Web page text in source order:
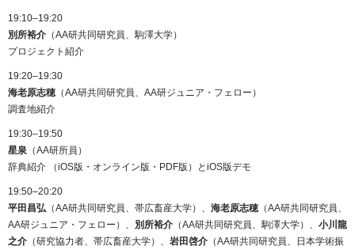
19:10–19:20
別所裕介 （AA研共同研究員、駒澤大学）
プロジェクト紹介
19:20–19:30
海老原志穂 （AA研共同研究員、AA研ジュニア・フェロー）
調査地紹介
19:30–19:50
星泉 （AA研所員）
辞典紹介 （iOS版・オンライン版・PDF版）とiOS版デモ
19:50–20:20
平田昌弘 （AA研共同研究員、帯広畜産大学）、 海老原志穂 （AA研共同研究員、
AA研ジュニア・フェロー）、 別所裕介 （AA研共同研究員、駒澤大学）、 小川龍
之介 （研究協力者、帯広畜産大学）、 岩田啓介 （AA研共同研究員、日本学術振